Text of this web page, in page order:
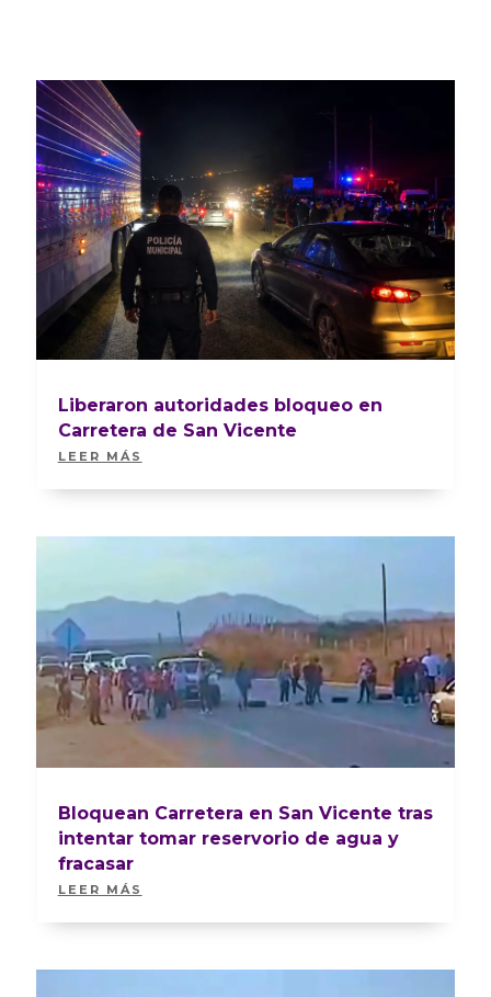
Liberaron autoridades bloqueo en
Carretera de San Vicente
LEER MÁS
Bloquean Carretera en San Vicente tras
intentar tomar reservorio de agua y
fracasar
LEER MÁS